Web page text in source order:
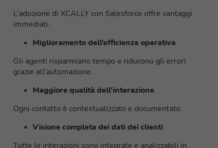
L’adozione di XCALLY con Salesforce offre vantaggi
immediati.
Miglioramento dell’efficienza operativa
Gli agenti risparmiano tempo e riducono gli errori
grazie all’automazione.
Maggiore qualità dell’interazione
Ogni contatto è contestualizzato e documentato
Visione completa dei dati dei clienti
Tutte le interazioni sono integrate e analizzabili in